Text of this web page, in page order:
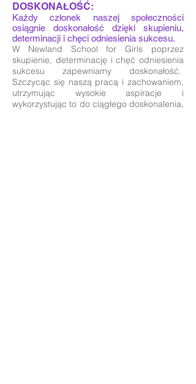
DOSKONAŁOŚĆ:
Każdy członek naszej społeczności
osiągnie doskonałość dzięki skupieniu,
determinacji i chęci odniesienia sukcesu.
W Newland School for Girls poprzez
skupienie, determinację i chęć odniesienia
sukcesu zapewniamy doskonałość.
Szczycąc się naszą pracą i zachowaniem,
utrzymując wysokie aspiracje i
wykorzystując to do ciągłego doskonalenia,